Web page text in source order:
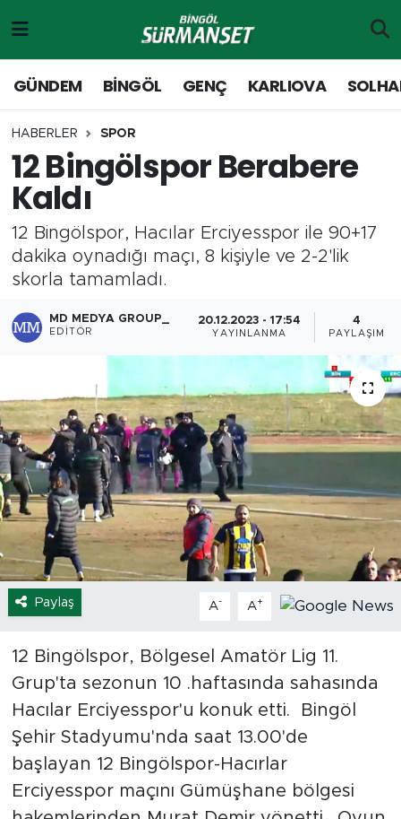
GÜNDEM BİNGÖL GENÇ KARLIOVA
HABERLER SPOR
12 Bingölspor Berabere
Kaldı
12 Bingölspor, Hacılar Erciyesspor ile 90+17
dakika oynadığı maçı, 8 kişiyle ve 2-2'lik
skorla tamamladı.
MD MEDYA GROUP_
EDITÖR
20.12.2023 - 17:54
YAYINLANMA
4
PAYLAŞIM
Paylaş A- A+
12 Bingölspor, Bölgesel Amatör Lig 11.
Grup'ta sezonun 10 .haftasında sahasında
Hacılar Erciyesspor'u konuk etti. Bingöl
Şehir Stadyumu'nda saat 13.00'de
başlayan 12 Bingölspor-Hacırlar
Erciyesspor maçını Gümüşhane bölgesi
Genç
Solhan
Karlıova
Adaklı-Kiğı
Siyaset
Spor
Yaşam
Sağlık
Eğitim
Ekonomi
Hava Durumu
Tavz Der
Bingöl Kaza Haberleri
Merkez Hava Durumu
Merkez Trafik Yoğunluk Haritası
Süper Lig Puan Durumu ve Fikstür
Tüm Manşetler